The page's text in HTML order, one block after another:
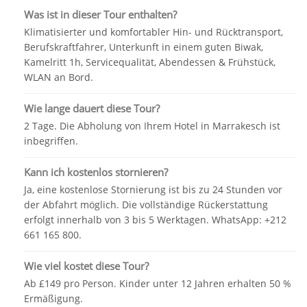
Sonnenaufgangs in der Wüste zu erleben (optional).
Frühstücken Sie dann, bevor Sie sich wieder in den
Sattel Ihres Kamels setzen, um zur Hauptstraße
zurückzukehren. Rückkehr mit dem Dromedar nach
Zagora, um den Kleinbus einzuholen, und dann die
(Mittagessen unterwegs).
Abends Rückkehr nach Marrakesch
Was ist in dieser Tour enthalten?
Klimatisierter und komfortabler Hin- und Rücktransport,
Berufskraftfahrer, Unterkunft in einem guten Biwak,
Kamelritt 1h, Servicequalität, Abendessen & Frühstück,
WLAN an Bord.
Wie lange dauert diese Tour?
2 Tage. Die Abholung von Ihrem Hotel in Marrakesch ist
inbegriffen.
Kann ich kostenlos stornieren?
Ja, eine kostenlose Stornierung ist bis zu 24 Stunden vor
der Abfahrt möglich. Die vollständige Rückerstattung
erfolgt innerhalb von 3 bis 5 Werktagen. WhatsApp: +212
661 165 800.
Wie viel kostet diese Tour?
Ab £149 pro Person. Kinder unter 12 Jahren erhalten 50 %
Ermäßigung.